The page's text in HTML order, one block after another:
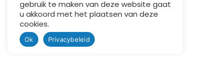
gebruik te maken van deze website gaat
u akkoord met het plaatsen van deze
cookies.
Ok Privacybeleid